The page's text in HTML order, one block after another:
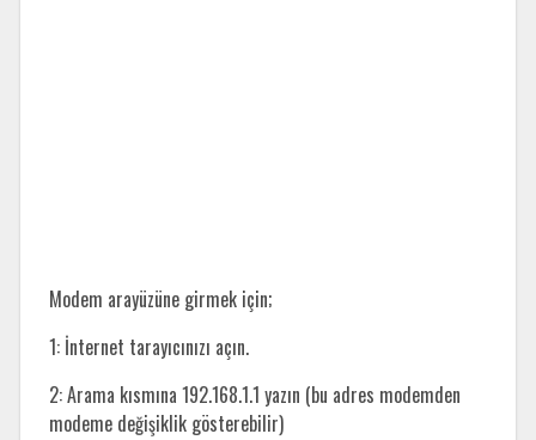
Modem arayüzüne girmek için;
1: İnternet tarayıcınızı açın.
2: Arama kısmına 192.168.1.1 yazın (bu adres modemden
modeme değişiklik gösterebilir)